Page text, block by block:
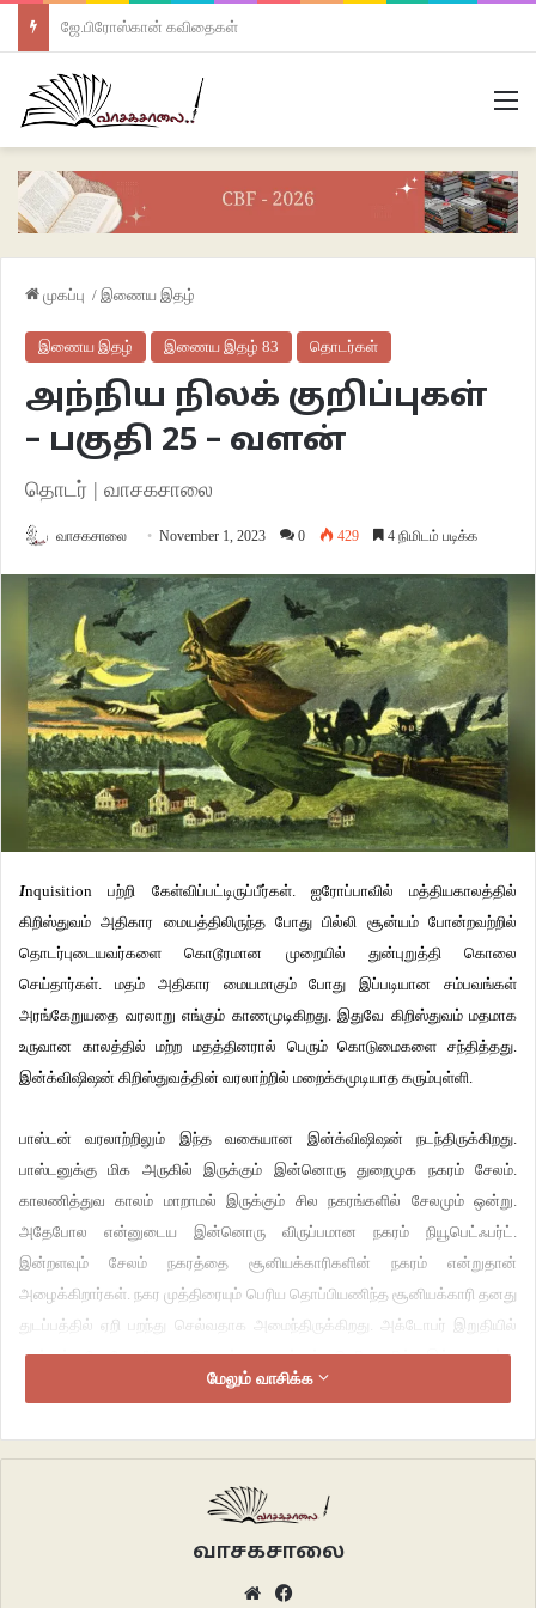
ஜே.பிரோஸ்கான் கவிதைகள்
முகப்பு / இணைய இதழ்
இணைய இதழ் இணைய இதழ் 83 தொடர்கள்
அந்நிய நிலக் குறிப்புகள்
– பகுதி 25 – வளன்
தொடர் | வாசகசாலை
வாசகசாலை November 1, 2023 0 429 4 நிமிடம் படிக்க
Inquisition பற்றி கேள்விப்பட்டிருப்பீர்கள். ஐரோப்பாவில் மத்தியகாலத்தில்
கிறிஸ்துவம் அதிகார மையத்திலிருந்த போது பில்லி சூன்யம் போன்றவற்றில்
தொடர்புடையவர்களை கொடூரமான முறையில் துன்புறுத்தி கொலை
செய்தார்கள். மதம் அதிகார மையமாகும் போது இப்படியான சம்பவங்கள்
அரங்கேறுயதை வரலாறு எங்கும் காணமுடிகிறது. இதுவே கிறிஸ்துவம் மதமாக
உருவான காலத்தில் மற்ற மதத்தினரால் பெரும் கொடுமைகளை சந்தித்தது.
இன்க்விஷிஷன் கிறிஸ்துவத்தின் வரலாற்றில் மறைக்கமுடியாத கரும்புள்ளி.
பாஸ்டன் வரலாற்றிலும் இந்த வகையான இன்க்விஷிஷன் நடந்திருக்கிறது.
பாஸ்டனுக்கு மிக அருகில் இருக்கும் இன்னொரு துறைமுக நகரம் சேலம்.
காலணித்துவ காலம் மாறாமல் இருக்கும் சில நகரங்களில் சேலமும் ஒன்று.
அதேபோல என்னுடைய இன்னொரு விருப்பமான நகரம் நியூபெட்ஃபர்ட்.
இன்றளவும் சேலம் நகரத்தை சூனியக்காரிகளின் நகரம் என்றுதான்
அழைக்கிறார்கள். நகர முத்திரையும் பெரிய தொப்பியணிந்த சூனியக்காரி தனது
துடப்பத்தில் ஏறி பறந்து செல்வதாக அமைந்திருக்கிறது. அக்டோபர் இறுதியில்
நடக்கும் ஹேலோவீனை கொண்டாட மக்கள் பெரியளவில் இங்கு ஒன்று
மேலும் வாசிக்க
வாசகசாலை
Website